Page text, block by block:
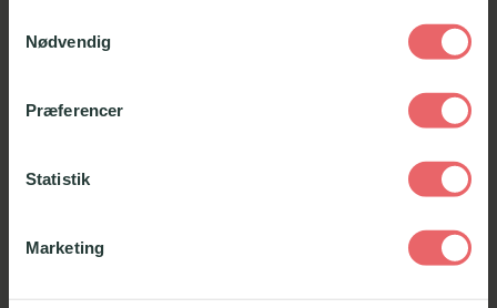
Nødvendig
Præferencer
Statistik
Marketing
HVAD KUNNE ET KURSUS
handle om alle former for produkter, varemærker
gerne fremhæve produktets særlige funktioner, og